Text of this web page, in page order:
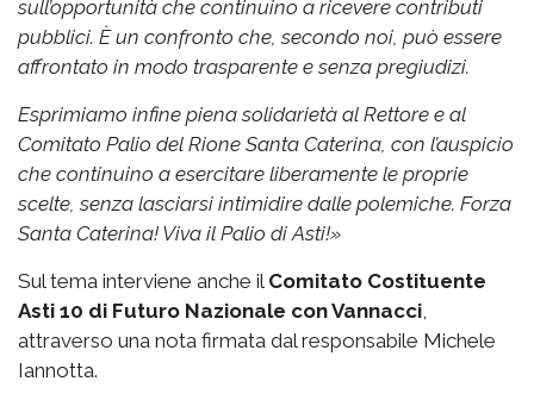
sull’opportunità che continuino a ricevere contributi
pubblici. È un confronto che, secondo noi, può essere
affrontato in modo trasparente e senza pregiudizi.
Esprimiamo infine piena solidarietà al Rettore e al
Comitato Palio del Rione Santa Caterina, con l’auspicio
che continuino a esercitare liberamente le proprie
scelte, senza lasciarsi intimidire dalle polemiche. Forza
Santa Caterina! Viva il Palio di Asti!»
Sul tema interviene anche il Comitato Costituente
Asti 10 di Futuro Nazionale con Vannacci
attraverso una nota firmata dal responsabile Michele
Iannotta.